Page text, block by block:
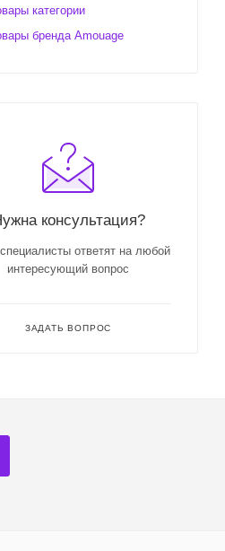
категории
бренда Amouage
консультация?
ответят на любой
интересующий вопрос
ЗАДАТЬ ВОПРОС